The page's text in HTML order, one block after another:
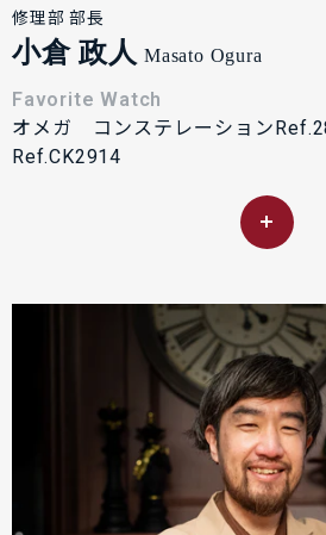
修理部 部長
小倉 政人 Masato Ogura
Favorite Watch
オメガ コンステレーション
Ref.CK2914